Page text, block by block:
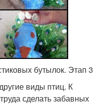
бутылок. Этап 3
виды птиц. К
сделать забавных